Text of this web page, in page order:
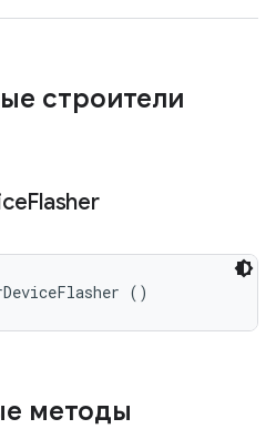
строители
Flasher
()
методы